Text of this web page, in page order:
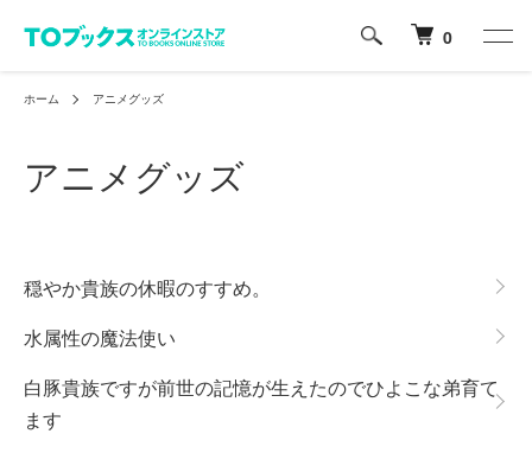
0
ホーム アニメグッズ
アニメグッズ
穏やか貴族の休暇のすすめ。
水属性の魔法使い
白豚貴族ですが前世の記憶が生えたのでひよこな弟育て
ます